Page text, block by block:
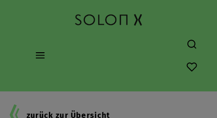
Du hast
zurück zur Übersicht